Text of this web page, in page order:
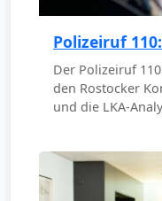
Polizeiruf
Der Polizeiruf
den Rostocker
und die LKA-